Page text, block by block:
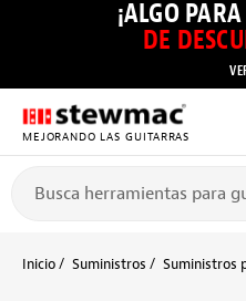
¡ALGO
DE
MEJORANDO LAS GUITARRAS
Inicio Suministros Suministros